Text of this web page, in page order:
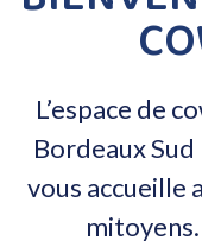
L’espace de
Bordeaux
vous accueille